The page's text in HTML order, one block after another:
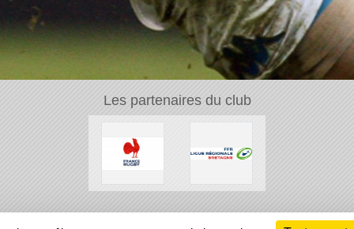
Les partenaires du club